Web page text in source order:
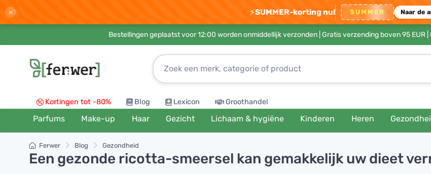
× ⚡SUMMER-korting nu! SUMMER Naar de
Bestellingen geplaatst voor 12:00 worden onmiddellijk verzonden | Gratis verzending boven 95 EUR|
Kortingen tot -80% Blog Lexicon Groothandel
Parfums Make-up Haar Gezicht Lichaam & hygiëne Kinderen Heren
Ferwer Blog Gezondheid
Een gezonde ricotta-smeersel kan gemakkelijk uw dieet